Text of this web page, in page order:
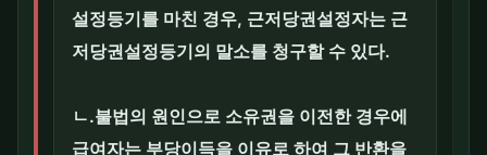
설정등기를 마친 경우, 근저당권설정자는 근
저당권설정등기의 말소를 청구할 수 있다.
ㄴ.불법의 원인으로 소유권을 이전한 경우에
급여자는 부당이득을 이유로 하여 그 반환을